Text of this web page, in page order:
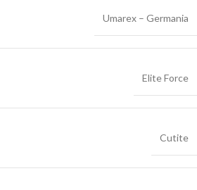
Umarex – Germania
Elite Force
Cutite